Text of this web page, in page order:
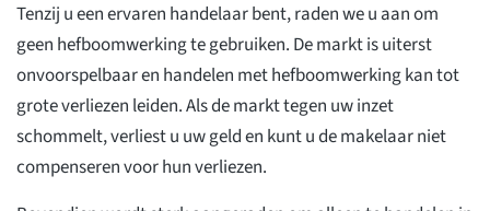
Tenzij u een ervaren handelaar bent, raden we u aan om
geen hefboomwerking te gebruiken. De markt is uiterst
onvoorspelbaar en handelen met hefboomwerking kan tot
grote verliezen leiden. Als de markt tegen uw inzet
schommelt, verliest u uw geld en kunt u de makelaar niet
compenseren voor hun verliezen.